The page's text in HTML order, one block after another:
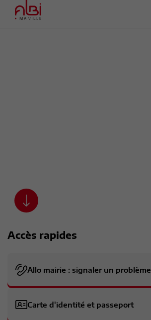
Accès rapides
Allo mairie : signaler un problème
Carte d'identité et passeport